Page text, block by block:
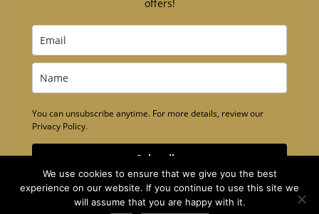
offers!
You can unsubscribe anytime. For more details, review our
Privacy Policy.
Subscribe
We use cookies to ensure that we give you the best
experience on our website. If you continue to use this site we
will assume that you are happy with it.